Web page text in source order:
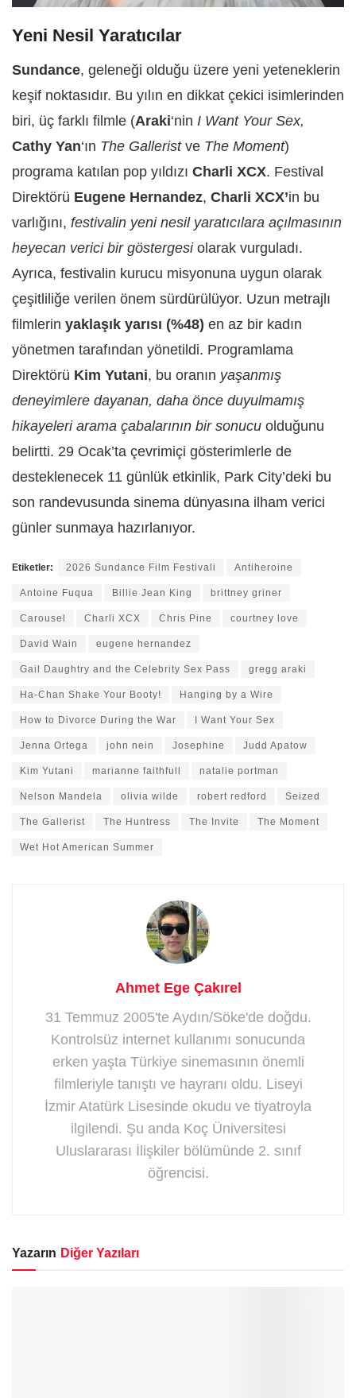
Yeni Nesil Yaratıcılar
Sundance, geleneği olduğu üzere yeni yeteneklerin
keşif noktasıdır. Bu yılın en dikkat çekici isimlerinden
biri, üç farklı filmle (Araki‘nin I Want Your Sex,
Cathy Yan‘ın The Galleristve The Moment)
programa katılan pop yıldızı Charli XCX. Festival
Direktörü Eugene Hernandez, Charli XCX’in bu
varlığını, festivalin yeni nesil yaratıcılara açılmasının
heyecan verici bir göstergesiolarak vurguladı.
Ayrıca, festivalin kurucu misyonuna uygun olarak
çeşitliliğe verilen önem sürdürülüyor. Uzun metrajlı
filmlerin yaklaşık yarısı (%48) en az bir kadın
yönetmen tarafından yönetildi. Programlama
Direktörü Kim Yutani, bu oranın yaşanmış
deneyimlere dayanan, daha önce duyulmamış
hikayeleri arama çabalarının bir sonucu olduğunu
belirtti. 29 Ocak’ta çevrimiçi gösterimlerle de
desteklenecek 11 günlük etkinlik, Park City’deki bu
son randevusunda sinema dünyasına ilham verici
günler sunmaya hazırlanıyor.
Etiketler: 2026 Sundance Film Festivali Antiheroine
Antoine Fuqua Billie Jean King brittney griner
Carousel Charli XCX Chris Pine courtney love
David Wain eugene hernandez
Gail Daughtry and the Celebrity Sex Pass gregg araki
Ha-Chan Shake Your Booty! Hanging by a Wire
How to Divorce During the War I Want Your Sex
Jenna Ortega john nein Josephine Judd Apatow
Kim Yutani marianne faithfull natalie portman
Nelson Mandela olivia wilde robert redford Seized
The Gallerist The Huntress The Invite The Moment
Wet Hot American Summer
Ahmet Ege Çakırel
31 Temmuz 2005'te Aydın/Söke'de doğdu.
Kontrolsüz internet kullanımı sonucunda
erken yaşta Türkiye sinemasının önemli
filmleriyle tanıştı ve hayranı oldu. Liseyi
İzmir Atatürk Lisesinde okudu ve tiyatroyla
ilgilendi. Şu anda Koç Üniversitesi
Uluslararası İlişkiler bölümünde 2. sınıf
öğrencisi.
Yazarın Diğer Yazıları